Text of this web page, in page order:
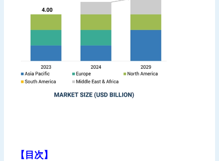
【目次】